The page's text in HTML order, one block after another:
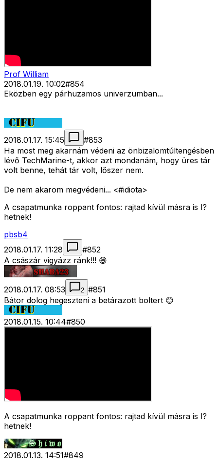
Prof William
2018.01.19. 10:02#854
Eközben egy párhuzamos univerzumban...
2018.01.17. 15:45 #853
Ha most meg akarnám védeni az önbizalomtúltengésben
lévő TechMarine-t, akkor azt mondanám, hogy üres tár
volt benne, tehát tár volt, lőszer nem.
De nem akarom megvédeni... <#idiota>
A csapatmunka roppant fontos: rajtad kívül másra is l?
hetnek!
pbsb4
2018.01.17. 11:28
#852
A császár vigyázz ránk!!! 😄
2018.01.17. 08:53 2 #851
Bátor dolog hegeszteni a betárazott boltert 😊
2018.01.15. 10:44#850
A csapatmunka roppant fontos: rajtad kívül másra is l?
hetnek!
2018.01.13. 14:51#849